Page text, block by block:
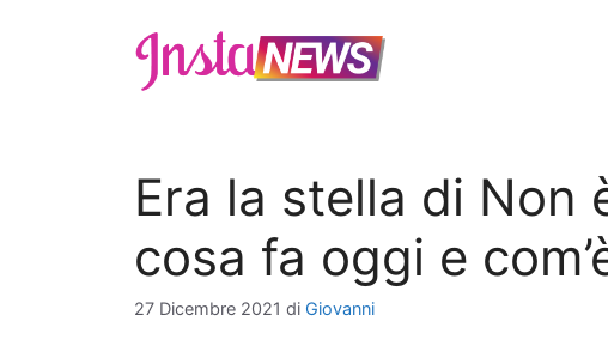
Era la stella di Non
cosa fa oggi e
27 Dicembre 2021 di Giovanni